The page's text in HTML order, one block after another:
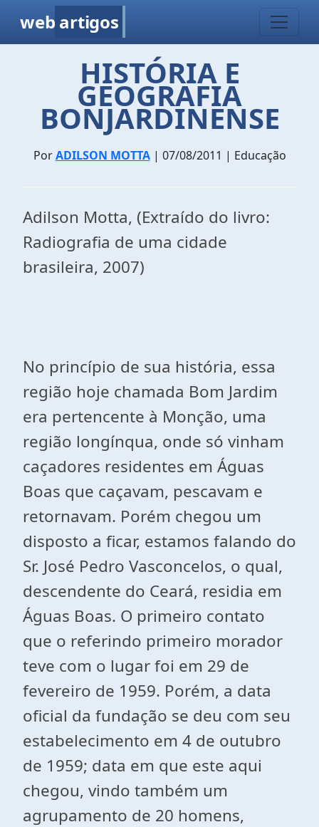
web artigos
HISTÓRIA E
GEOGRAFIA
BONJARDINENSE
PorADILSON MOTTA| 07/08/2011 | Educação
Adilson Motta, (Extraído do livro:
Radiografia de uma cidade
brasileira, 2007)
No princípio de sua história, essa
região hoje chamada Bom Jardim
era pertencente à Monção, uma
região longínqua, onde só vinham
caçadores residentes em Águas
Boas que caçavam, pescavam e
retornavam. Porém chegou um
disposto a ficar, estamos falando do
Sr. José Pedro Vasconcelos, o qual,
descendente do Ceará, residia em
Águas Boas. O primeiro contato
que o referindo primeiro morador
teve com o lugar foi em 29 de
fevereiro de 1959. Porém, a data
oficial da fundação se deu com seu
estabelecimento em 4 de outubro
de 1959; data em que este aqui
chegou, vindo também um
agrupamento de 20 homens,